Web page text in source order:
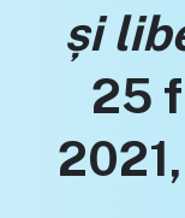
și
25